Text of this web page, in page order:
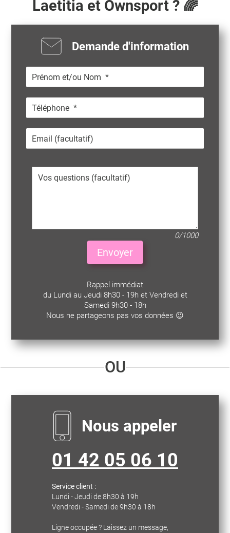
Laetitia et Ownsport ? 🌈
Demande d'information
0/1000
Envoyer
Rappel immédiat
du Lundi au Jeudi 8h30 - 19h et Vendredi et
Samedi 9h30 - 18h
Nous ne partageons pas vos données 😉
OU
Nous appeler
01 42 05 06 10
Service client :
Lundi - Jeudi de 8h30 à 19h
Vendredi - Samedi de 9h30 à 18h
Ligne occupée ? Laissez un message,